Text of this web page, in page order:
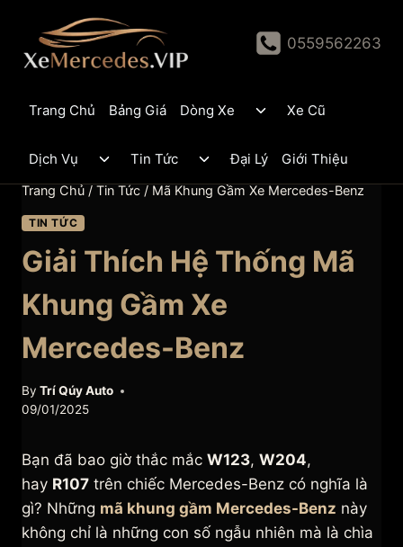
content
0559562263
Trang Chủ Bảng Giá Dòng Xe
ToggleXe Cũ
Dịch Vụ
Toggle
menu
Tin Tức
Toggle
menu
Đại Lý Giới Thiệu
Trang Chủ / Tin Tức / Mã Khung Gầm Xe Mercedes-Benz
TIN TỨC
Giải Thích Hệ Thống Mã
Khung Gầm Xe
Mercedes-Benz
By Trí Qúy Auto
09/01/2025
Bạn đã bao giờ thắc mắc W123, W204,
hay R107 trên chiếc Mercedes-Benz có nghĩa là
gì? Những mã khung gầm Mercedes-Benz này
không chỉ là những con số ngẫu nhiên mà là chìa